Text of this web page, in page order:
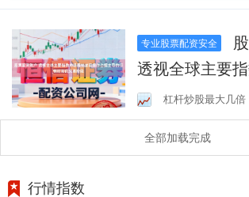
专业股票配资安全
透视全球主要
波段操作占据主
期的交易阶段
杠杆炒股最大几倍
全部加载完成
行情指数